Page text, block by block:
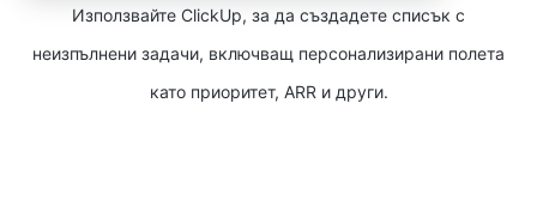
Използвайте ClickUp, за да създадете списък с
неизпълнени задачи, включващ персонализирани полета
като приоритет, ARR и други.